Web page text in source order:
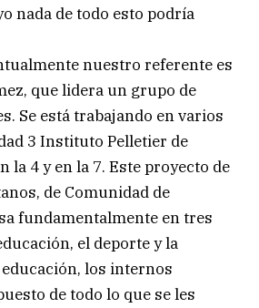
nada de todo esto podría
nuestro referente es
que lidera un grupo de
Se está trabajando en varios
3 Instituto Pelletier de
la 4 y en la 7. Este proyecto de
de Comunidad de
fundamentalmente en tres
el deporte y la
los internos
de todo lo que se les